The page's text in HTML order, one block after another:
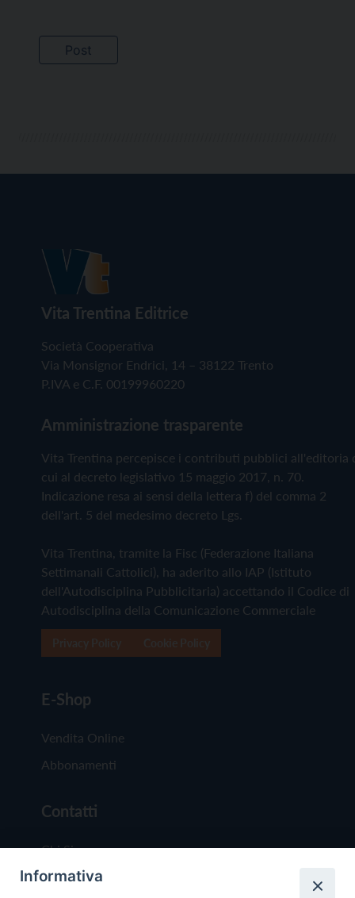
Vita Trentina Editrice
Società Cooperativa
Via Monsignor Endrici, 14 – 38122 Trento
P.IVA e C.F. 00199960220
Amministrazione trasparente
Vita Trentina percepisce i contributi pubblici all'editoria
cui al decreto legislativo 15 maggio 2017, n. 70.
Indicazione resa ai sensi della lettera f) del comma 2
dell'art. 5 del medesimo decreto Lgs.
Vita Trentina, tramite la Fisc (Federazione Italiana
Settimanali Cattolici), ha aderito allo IAP (Istituto
dell'Autodisciplina Pubblicitaria) accettando il Codice di
Autodisciplina della Comunicazione Commerciale
E-Shop
Vendita Online
Abbonamenti
Contatti
Chi Siamo
Redazione
Informativa